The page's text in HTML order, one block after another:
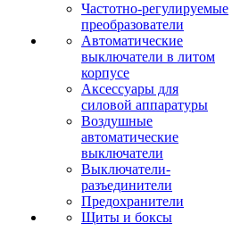
Частотно-регулируемые
преобразователи
Автоматические
выключатели в литом
корпусе
Аксессуары для
силовой аппаратуры
Воздушные
автоматические
выключатели
Выключатели-
разъединители
Предохранители
Щиты и боксы